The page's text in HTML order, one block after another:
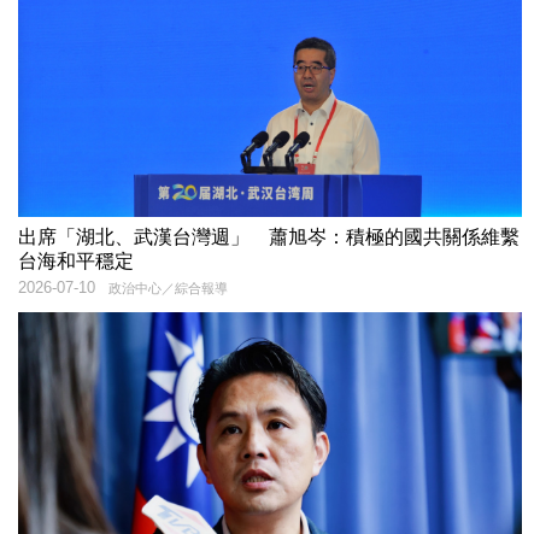
出席「湖北、武漢台灣週」 蕭旭岑：積極的國共關係維繫
台海和平穩定
政治中心／綜合報導
2026-07-10